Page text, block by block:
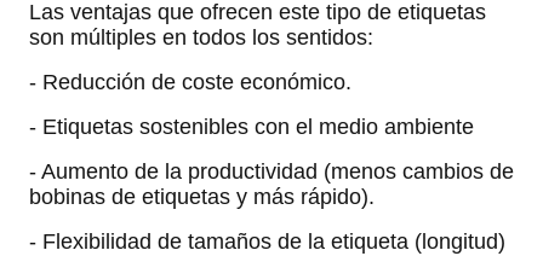
Las ventajas que ofrecen este tipo de etiquetas
son múltiples en todos los sentidos:
- Reducción de coste económico.
- Etiquetas sostenibles con el medio ambiente
- Aumento de la productividad (menos cambios de
bobinas de etiquetas y más rápido).
- Flexibilidad de tamaños de la etiqueta (longitud)